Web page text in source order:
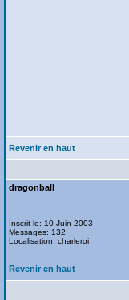
Revenir en haut
dragonball
Inscrit le: 10 Juin 2003
Messages: 132
Localisation: charleroi
Revenir en haut